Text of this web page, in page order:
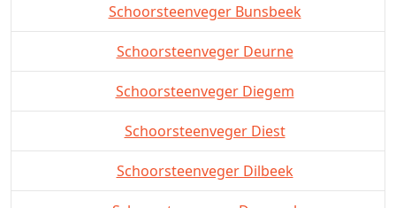
Schoorsteenveger Bunsbeek
Schoorsteenveger Deurne
Schoorsteenveger Diegem
Schoorsteenveger Diest
Schoorsteenveger Dilbeek